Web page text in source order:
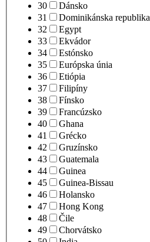
30
Dánsko
31
Dominikánska republika
32
Egypt
33
Ekvádor
34
Estónsko
35
Európska únia
36
Etiópia
37
Filipíny
38
Fínsko
39
Francúzsko
40
Ghana
41
Grécko
42
Gruzínsko
43
Guatemala
44
Guinea
45
Guinea-Bissau
46
Holansko
47
Hong Kong
48
Čile
49
Chorvátsko